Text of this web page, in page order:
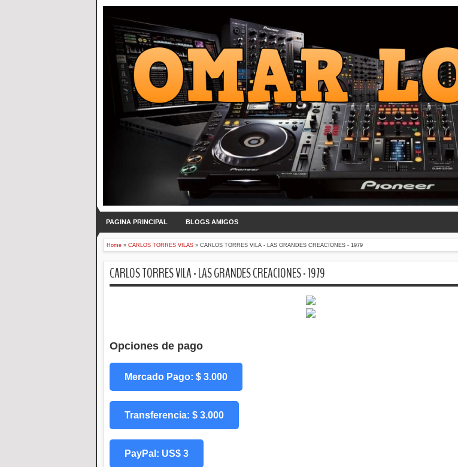
PAGINA PRINCIPAL BLOGS AMIGOS
Home » CARLOS TORRES VILAS » CARLOS TORRES VILA - LAS GRANDES CREACIONES - 1979
CARLOS TORRES VILA - LAS GRANDES CREACIONES - 1979
Opciones de pago
Mercado Pago: $ 3.000
Transferencia: $ 3.000
PayPal: US$ 3